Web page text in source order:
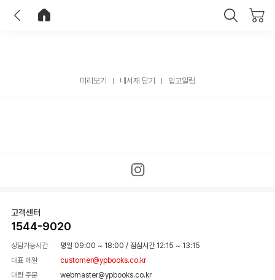
미리보기 내서재 담기 입고알림
고객센터
1544-9020
상담가능시간 평일 09:00 ~ 18:00 / 점심시간 12:15 ~ 13:15
대표 메일
customer@ypbooks.co.kr
대량 주문
webmaster@ypbooks.co.kr